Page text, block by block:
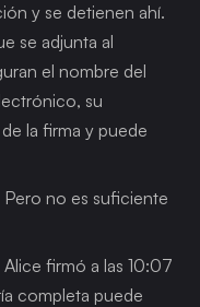
y se detienen ahí.
se adjunta al
el nombre del
su
la firma y puede
Pero no es suficiente
firmó a las 10:07
completa puede